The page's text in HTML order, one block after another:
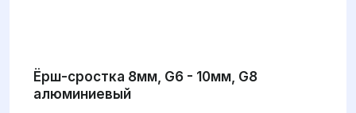
Ёрш-сростка 8мм, G6 - 10мм, G8
алюминиевый